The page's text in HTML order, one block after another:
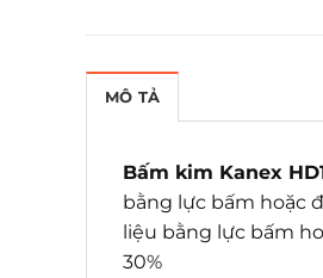
MÔ TẢ
Bấm kim Kanex
bằng lực bấm hoặc
liệu bằng lực bấm
30%